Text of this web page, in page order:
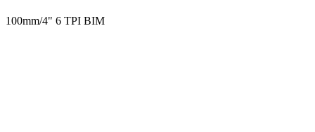
100mm/4" 6 TPI BIM